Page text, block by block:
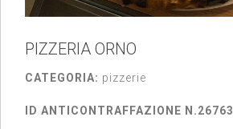
PIZZERIA ORNO
CATEGORIA: pizzerie
ID ANTICONTRAFFAZIONE N.26763